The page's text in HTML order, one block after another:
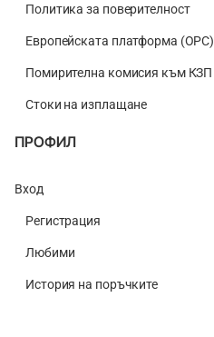
Политика за поверителност
Европейската платформа (ОРС)
Помирителна комисия към КЗП
Стоки на изплащане
ПРОФИЛ
Вход
Регистрация
Любими
История на поръчките